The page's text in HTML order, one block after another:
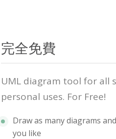
完全免費
UML diagram tool for all
personal uses. For Free!
Draw as many diagrams
you like